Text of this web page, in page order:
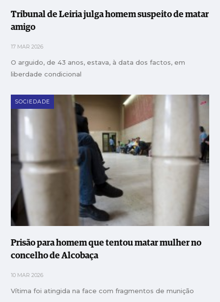
Tribunal de Leiria julga homem suspeito de matar
amigo
17 MAR 2026
O arguido, de 43 anos, estava, à data dos factos, em
liberdade condicional
SOCIEDADE
Prisão para homem que tentou matar mulher no
concelho de Alcobaça
10 MAR 2026
Vítima foi atingida na face com fragmentos de munição